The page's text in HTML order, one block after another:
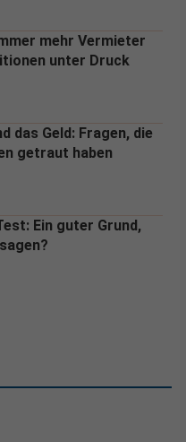
mehr Vermieter
unter Druck
das Geld: Fragen, die
getraut haben
Ein guter Grund,